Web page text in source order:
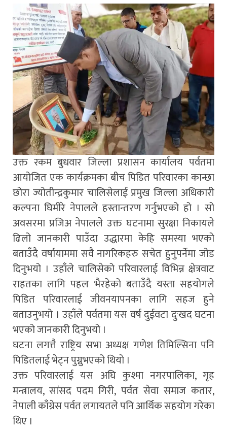
उक्त रकम बुधवार जिल्ला प्रशासन कार्यालय पर्वतमा
आयोजित एक कार्यक्रमका बीच पिडित परिवारका कान्छा
छोरा ज्योतीन्द्रकुमार चालिसेलाई प्रमुख जिल्ला अधिकारी
कल्पना घिमीरे नेपालले हस्तान्तरण गर्नुभएको हो । सो
अवसरमा प्रजिअ नेपालले उक्त घटनामा सुरक्षा निकायले
ढिलो जानकारी पाउँदा उद्धारमा केहि समस्या भएको
बताउँदै वर्षायाममा सवै नागरिकहरु सचेत हुनुपर्नेमा जोड
दिनुभयो । उहाँले चालिसेको परिवारलाई विभिन्न क्षेत्रवाट
राहतका लागि पहल भैरहेको बताउँदै यस्ता सहयोगले
पिडित परिवारलाई जीवनयापनका लागि सहज हुने
बताउनुभयो । उहाँले पर्वतमा यस वर्ष दुईवटा दुःखद घटना
भएको जानकारी दिनुभयो ।
घटना लगत्तै राष्ट्रिय सभा अध्यक्ष गणेश तिमिल्सिना पनि
पिडितलाई भेट्न पुग्नुभएको थियो ।
उक्त परिवारलाई यस अघि कुश्मा नगरपालिका, गृह
मन्त्रालय, सांसद पदम गिरी, पर्वत सेवा समाज कतार,
नेपाली काँग्रेस पर्वत लगायतले पनि आर्थिक सहयोग गरेका
थिए ।